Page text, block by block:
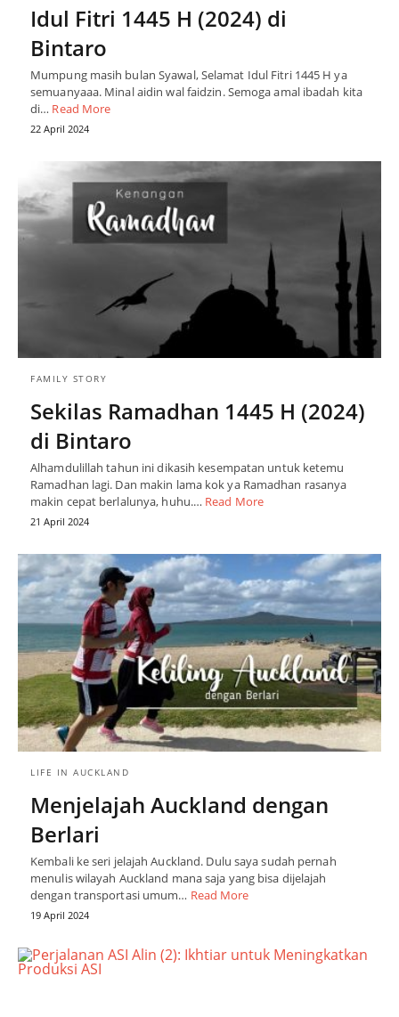
Idul Fitri 1445 H (2024) di
Bintaro
Mumpung masih bulan Syawal, Selamat Idul Fitri 1445 H ya
semuanyaaa. Minal aidin wal faidzin. Semoga amal ibadah kita
di… Read More
22 April 2024
FAMILY STORY
Sekilas Ramadhan 1445 H (2024)
di Bintaro
Alhamdulillah tahun ini dikasih kesempatan untuk ketemu
Ramadhan lagi. Dan makin lama kok ya Ramadhan rasanya
makin cepat berlalunya, huhu.… Read More
21 April 2024
LIFE IN AUCKLAND
Menjelajah Auckland dengan
Berlari
Kembali ke seri jelajah Auckland. Dulu saya sudah pernah
menulis wilayah Auckland mana saja yang bisa dijelajah
dengan transportasi umum… Read More
19 April 2024